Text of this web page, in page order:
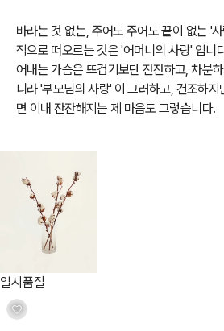
바라는 것 없는, 주어도 주어도 끝이 없는 '
적으로 떠오르는 것은 '어머니의 사랑' 입니
어내는 가슴은 뜨겁기보단 잔잔하고, 차분
니라 '부모님의 사랑' 이 그러하고, 건조하
면 이내 잔잔해지는 제 마음도 그렇습니다.
일시품절